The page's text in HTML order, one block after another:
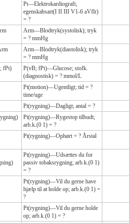
Pt—Elektrokardiografi;
egenskabsart(I II III V1-6 aVflr)
= ?
Arm—Blodtryk(systolisk); tryk
= ? mmHg
Arm—Blodtryk(diastolisk); tryk
= ? mmHg
fPt)
P(vB; fPt)—Glucose; stofk.
(diagnostisk) = ? mmol/L
Pt(motion)—Ugentligt; tid = ?
time/uge
Pt(rygning)—Dagligt; antal = ?
Pt(rygning)—Rygestop tilbudt;
arb.k.(0 1) = ?
Pt(rygning)—Ophørt = ? Årstal
Pt(rygning)—Udsættes du for
passiv tobaksrygning; arb.k.(0 1)
= ?
Pt(rygning)—Vil du gerne have
hjælp til at holde op; arb.k.(0 1) =
?
Pt(rygning)—Vil du gerne holde
op; arb.k.(0 1) = ?